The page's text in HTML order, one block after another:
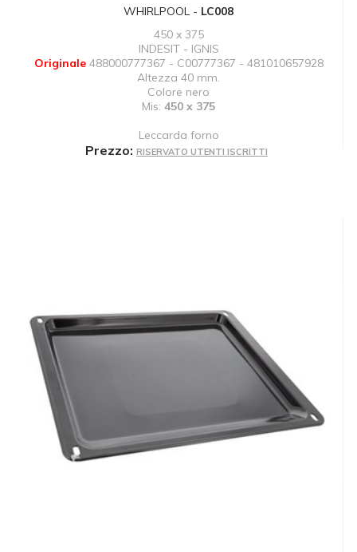
WHIRLPOOL - LC008
450 x 375
INDESIT - IGNIS
Originale488000777367 - C00777367 - 481010657928
Altezza 40 mm.
Colore nero
Mis: 450 x 375
Leccarda forno
Prezzo: RISERVATO UTENTI ISCRITTI